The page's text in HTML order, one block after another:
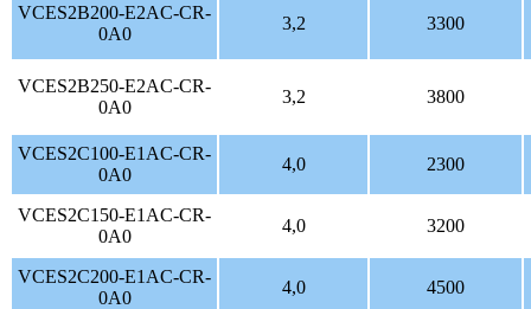
VCES2B200-E2AC-CR-
0A0
3,2 3300
VCES2B250-E2AC-CR-
0A0
3,2 3800
VCES2C100-E1AC-CR-
0A0
4,0 2300
VCES2C150-E1AC-CR-
0A0
4,0 3200
VCES2C200-E1AC-CR-
0A0
4,0 4500